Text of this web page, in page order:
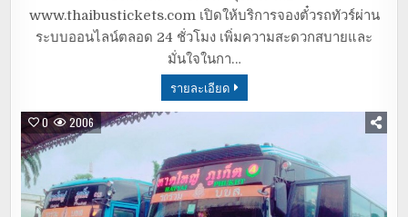
www.thaibustickets.com เปิดให้บริการจองตั๋วรถทัวร์ผ่าน
ระบบออนไลน์ตลอด 24 ชั่วโมง เพิ่มความสะดวกสบายและ
มั่นใจในกา…
รายละเอียด
0 2006